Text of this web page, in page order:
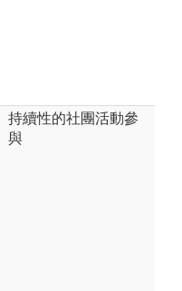
持續性的社團活動參
與